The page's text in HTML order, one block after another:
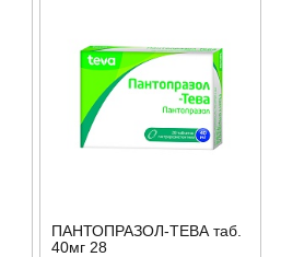
ПАНТОПРАЗОЛ-ТЕВА таб.
40мг 28